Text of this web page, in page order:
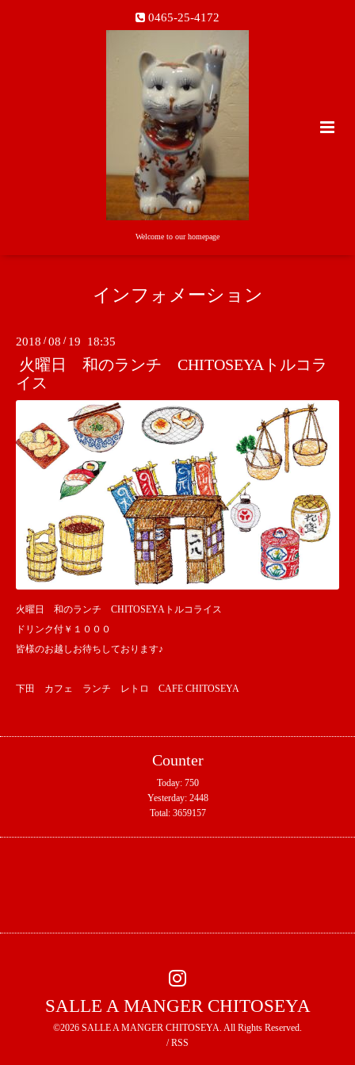
0465-25-4172
Welcome to our homepage
インフォメーション
2018 /08 / 19 18:35
火曜日 和のランチ CHITOSEYAトルコラ
イス
火曜日 和のランチ CHITOSEYAトルコライス
ドリンク付￥１０００
皆様のお越しお待ちしております♪
下田 カフェ ランチ レトロ CAFE CHITOSEYA
Counter
Today: 750
Yesterday: 2448
Total: 3659157
SALLE A MANGER CHITOSEYA
©2026 SALLE A MANGER CHITOSEYA . All Rights Reserved.
/RSS